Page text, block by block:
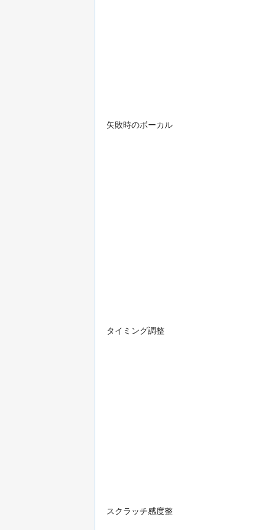
矢敗時のボーカル
タイミング調整
スクラッチ感度整